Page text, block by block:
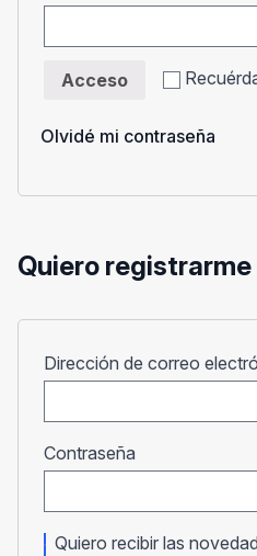
Acceso
Olvidé mi contraseña
Quiero registrarme
Dirección de correo
Contraseña
Quiero recibir las